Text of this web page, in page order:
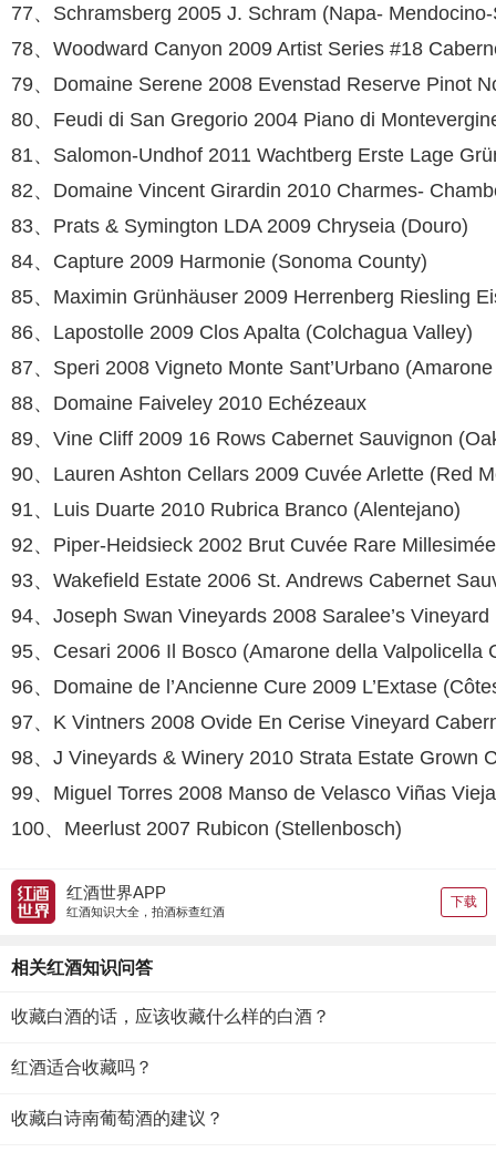
77、Schramsberg 2005 J. Schram (Napa-
78、Woodward Canyon 2009 Artist Series #18
79、Domaine Serene 2008 Evenstad Reserve Pinot
80、Feudi di San Gregorio 2004 Piano di
81、Salomon-Undhof 2011 Wachtberg Erste Lage
82、Domaine Vincent Girardin 2010 Charmes-
83、Prats & Symington LDA 2009 Chryseia (Douro)
84、Capture 2009 Harmonie (Sonoma Coun­ty)
85、Maximin Grünhäuser 2009 Herrenberg Riesling
86、Lapostolle 2009 Clos Apalta (Colchagua Valley)
87、Speri 2008 Vigneto Monte Sant’Urbano
88、Domaine Faiveley 2010 Echézeaux
89、Vine Cliff 2009 16 Rows Cabernet Sau­vignon
90、Lauren Ashton Cellars 2009 Cuvée Ar­lette (Red
91、Luis Duarte 2010 Rubrica Branco (Alen­tejano)
92、Piper-Heidsieck 2002 Brut Cuvée Rare
93、Wakefield Estate 2006 St. Andrews Cab­ernet
94、Joseph Swan Vineyards 2008 Saralee’s
95、Cesari 2006 Il Bosco (Amarone della Val­policella
96、Domaine de l’Ancienne Cure 2009 L’Extase
97、K Vintners 2008 Ovide En Cerise Vine­yard
98、J Vineyards & Winery 2010 Strata Es­tate Grown
99、Miguel Torres 2008 Manso de Velasco Viñas
100、Meerlust 2007 Rubicon (Stellenbosch)
红酒世界APP
红酒知识大全，拍酒标查红酒
下载
相关红酒知识问答
收藏白酒的话，应该收藏什么样的白酒？
红酒适合收藏吗？
收藏白诗南葡萄酒的建议？